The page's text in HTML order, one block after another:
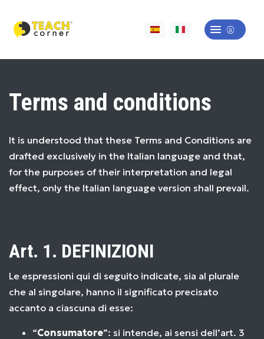
Terms and conditions
It is understood that these Terms and Conditions are
drafted exclusively in the Italian language and that,
for the purposes of their interpretation and legal
effect, only the Italian language version shall prevail.
Art. 1. DEFINIZIONI
Le espressioni qui di seguito indicate, sia al plurale
che al singolare, hanno il significato precisato
accanto a ciascuna di esse:
“Consumatore”: si intende, ai sensi dell’art. 3